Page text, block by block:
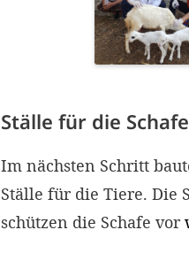
Ställe für die Schafe
Im nächsten Schritt
Ställe für die Tiere. Die
schützen die Schafe vor